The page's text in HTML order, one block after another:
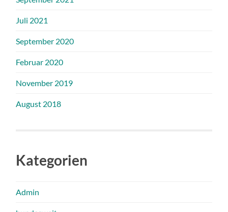
Juli 2021
September 2020
Februar 2020
November 2019
August 2018
Kategorien
Admin